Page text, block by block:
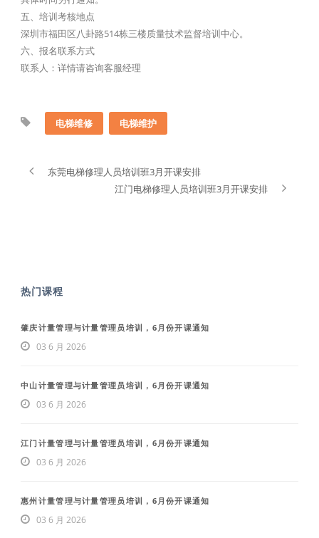
五、培训考核地点
深圳市福田区八卦路514栋三楼质量技术监督培训中心。
六、报名联系方式
联系人：详情请咨询客服经理
电梯维修 电梯维护
东莞电梯修理人员培训班3月开课安排
江门电梯修理人员培训班3月开课安排
热门课程
肇庆计量管理与计量管理员培训，6月份开课通知
03 6 月 2026
中山计量管理与计量管理员培训，6月份开课通知
03 6 月 2026
江门计量管理与计量管理员培训，6月份开课通知
03 6 月 2026
惠州计量管理与计量管理员培训，6月份开课通知
03 6 月 2026